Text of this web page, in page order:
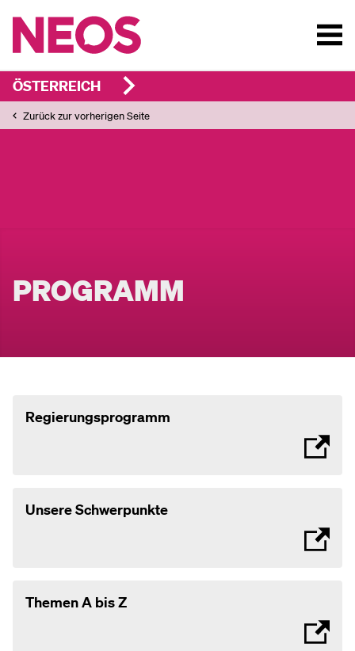
ÖSTERREICH
Zurück zur vorherigen Seite
PROGRAMM
Regierungsprogramm
Unsere Schwerpunkte
Themen A bis Z